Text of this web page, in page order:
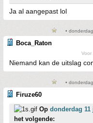
Ja al aangepast lol
•
Boca_Raton
Voor
Niemand kan de uitslag
•
Firuze60
Op donderdag 11
het volgende: